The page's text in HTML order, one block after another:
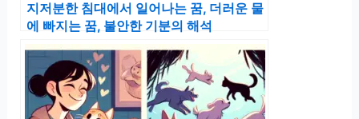
지저분한 침대에서 일어나는 꿈, 더러운 물
에 빠지는 꿈, 불안한 기분의 해석